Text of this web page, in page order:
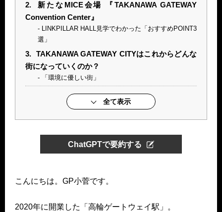
2.
新たなMICE会場 『TAKANAWA GATEWAY
Convention Center』
LINKPILLAR HALL見学でわかった「おすすめPOINT3
選」
3. TAKANAWA GATEWAY CITYはこれからどんな
街になっていくのか？
「環境に優しい街」
全て表示
ChatGPTで要約する
こんにちは。GP小菅です。
2020年に開業した「高輪ゲートウェイ駅」。